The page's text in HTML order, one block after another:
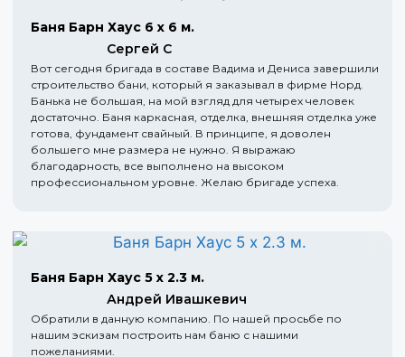
Баня Барн Хаус 6 х 6 м.
Сергей С
Вот сегодня бригада в составе Вадима и Дениса завершили
строительство бани, который я заказывал в фирме Норд.
Банька не большая, на мой взгляд для четырех человек
достаточно. Баня каркасная, отделка, внешняя отделка уже
готова, фундамент свайный. В принципе, я доволен
большего мне размера не нужно. Я выражаю
благодарность, все выполнено на высоком
профессиональном уровне. Желаю бригаде успеха.
Баня Барн Хаус 5 х 2.3 м.
Андрей Ивашкевич
Обратили в данную компанию. По нашей просьбе по
нашим эскизам построить нам баню с нашими
пожеланиями.